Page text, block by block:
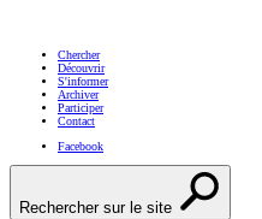
Chercher
Découvrir
S'informer
Archiver
Participer
Contact
Facebook
Rechercher sur le site